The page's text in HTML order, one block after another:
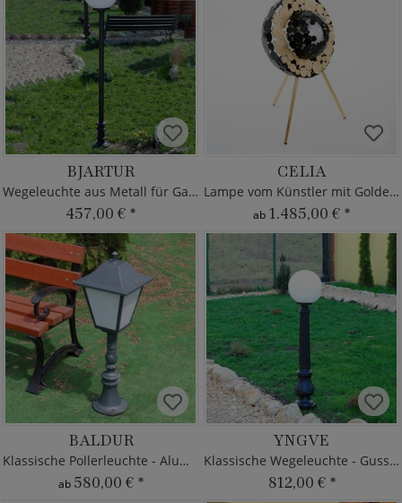
BJARTUR
Wegeleuchte aus Metall für Garten
457,00 € *
CELIA
Lampe vom Künstler mit Goldeffekt
ab 1.485,00 € *
BALDUR
Klassische Pollerleuchte - Aluminium
ab 580,00 € *
YNGVE
Klassische Wegeleuchte - Gusseisen
812,00 € *